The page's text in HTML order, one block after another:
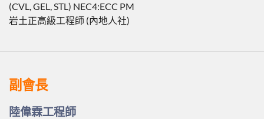
(CVL, GEL, STL) NEC4:ECC PM
岩土正高級工程師 (內地人社)
副會長
陸偉霖工程師